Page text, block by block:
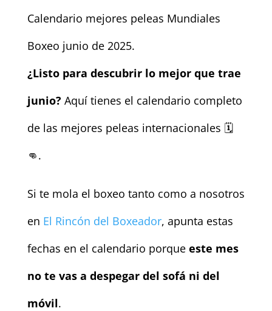
Calendario mejores peleas Mundiales
Boxeo junio de 2025.
¿Listo para descubrir lo mejor que trae
junio?Aquí tienes el calendario completo
de las mejores peleas internacionales 🗓️
👊.
Si te mola el boxeo tanto como a nosotros
en El Rincón del Boxeador, apunta estas
fechas en el calendario porque este mes
no te vas a despegar del sofá ni del
móvil.